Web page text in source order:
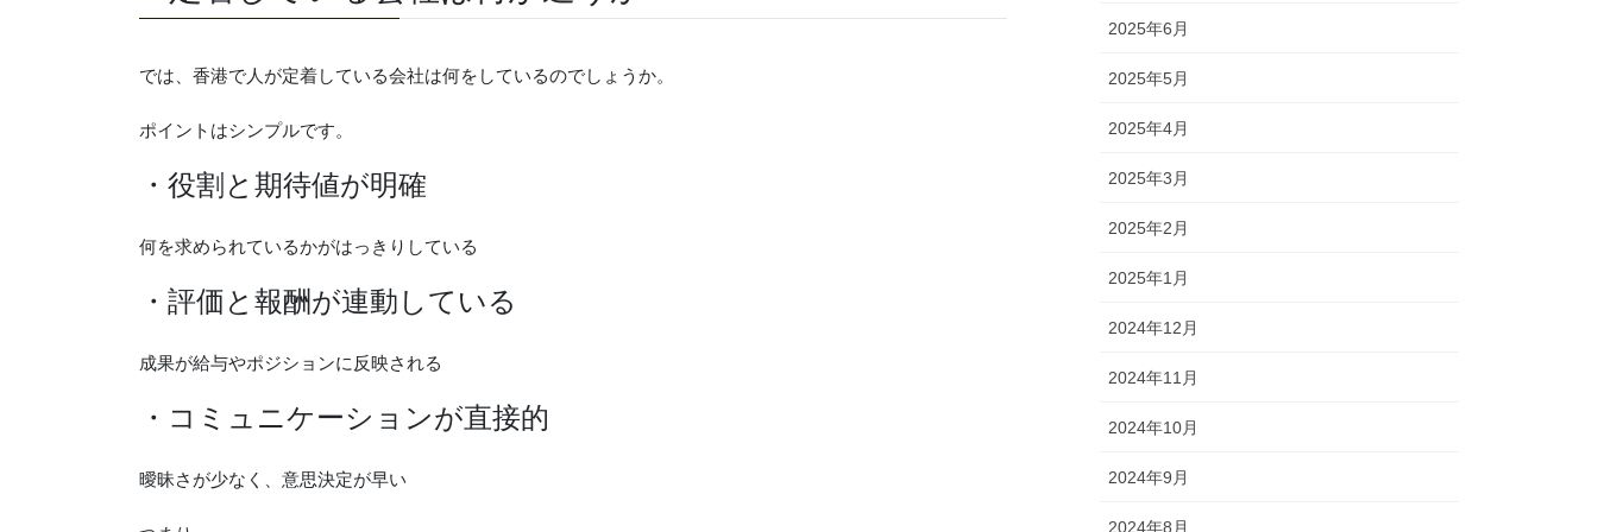
では、香港で人が定着している会社は何をしているのでしょうか。
ポイントはシンプルです。
・役割と期待値が明確
何を求められているかがはっきりしている
・評価と報酬が連動している
成果が給与やポジションに反映される
・コミュニケーションが直接的
曖昧さが少なく、意思決定が早い
2025年6月
2025年5月
2025年4月
2025年3月
2025年2月
2025年1月
2024年12月
2024年11月
2024年10月
2024年9月
2024年8月